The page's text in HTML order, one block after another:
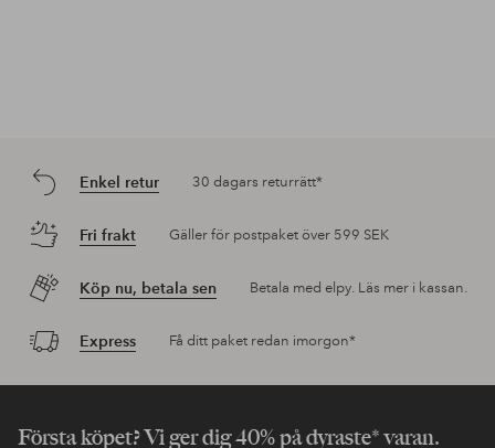
Enkel retur 30 dagars returrätt*
Fri frakt Gäller för postpaket över 599 SEK
Köp nu, betala sen Betala med elpy. Läs mer i kassan.
Express Få ditt paket redan imorgon*
Första köpet? Vi ger dig 40% på dyraste* varan.